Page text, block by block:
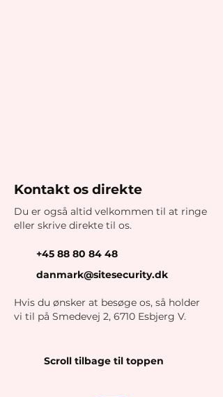
Kontakt os direkte
Du er også altid velkommen til at ringe
eller skrive direkte til os.
+45 88 80 84 48
danmark@sitesecurity.dk
Hvis du ønsker at besøge os, så holder
vi til på Smedevej 2, 6710 Esbjerg V.
Scroll tilbage til toppen